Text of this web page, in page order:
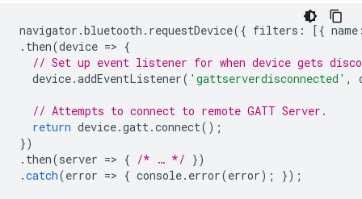
navigator .bluetooth . requestDevice({ filters : [{ name
. then(device => {
// Set up event listener for when device gets
device.addEventListener( 'gattserverdisconnected' ,
// Attempts to connect to remote GATT Server.
return device.gatt.connect();
})
. then(server => { /* … */ })
.catch(error => { console. error(error); });